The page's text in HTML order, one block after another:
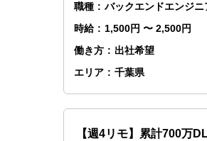
職種 : バックエンドエンジニ
時給 : 1,500円 〜 2,500円
働き方 : 出社希望
エリア : 千葉県
【週4リモ】累計700万